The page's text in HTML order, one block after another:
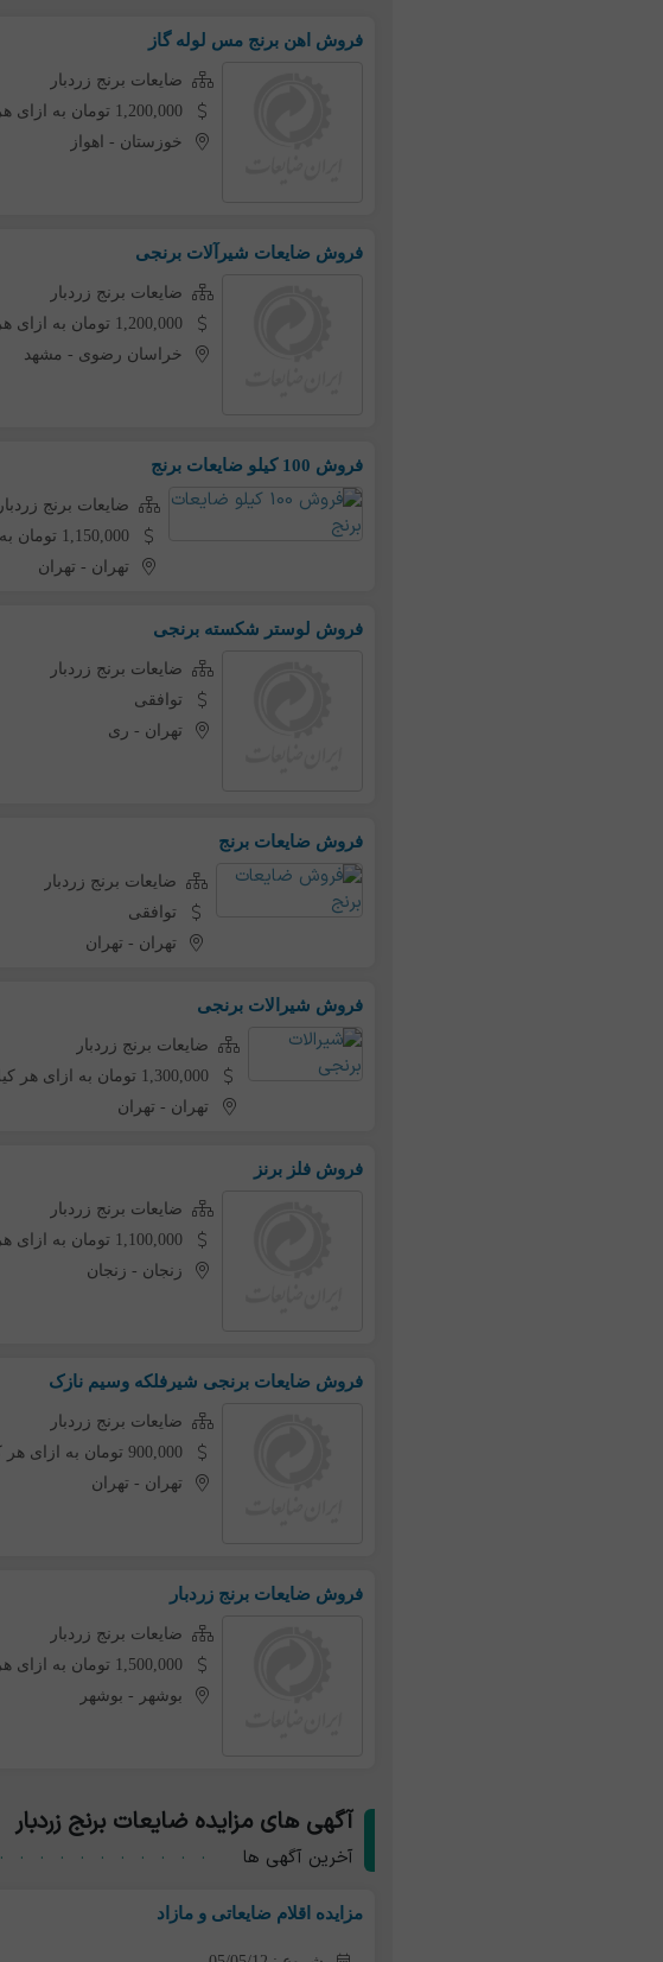
فروش اهن برنج مس لوله گاز
ضایعات برنج زردبار
1,200,000 تومان به ازای هر کیلو
خوزستان - اهواز
فروش ضایعات شیرآلات برنجی
ضایعات برنج زردبار
1,200,000 تومان به ازای هر کیلو
خراسان رضوی - مشهد
فروش 100 کیلو ضایعات برنج
ضایعات برنج زردبار
1,150,000 تومان به ازای هر کیلو
تهران -تهران
فروش لوستر شکسته برنجی
ضایعات برنج زردبار
توافقی
تهران - ری
فروش ضایعات برنج
ضایعات برنج زردبار
توافقی
تهران -تهران
فروش شيرالات برنجى
ضایعات برنج زردبار
1,300,000 تومان به ازای هر کیلو
تهران - تهران
فروش فلز برنز
ضایعات برنج زردبار
1,100,000 تومان به ازای هر کیلو
زنجان - زنجان
فروش ضایعات برنجی شیرفلکه وسیم نازک
ضایعات برنج زردبار
900,000 تومان به ازای هر کیلو
تهران -تهران
فروش ضایعات برنج زردبار
ضایعات برنج زردبار
1,500,000 تومان به ازای هر کیلو
بوشهر - بوشهر
آگهی های مزایده ضایعات برنج زردبار
آخرین آگهی ها
مزایده اقلام ضایعاتی و مازاد